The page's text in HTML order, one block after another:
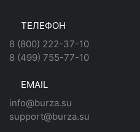
ТЕЛЕФОН
8 (800) 222-37-10
8 (499) 755-77-10
EMAIL
info@burza.su
support@burza.su